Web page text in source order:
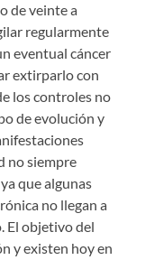
de veinte a
regularmente
eventual cáncer
extirparlo con
los controles no
de evolución y
no siempre
que algunas
no llegan a
El objetivo del
y existen hoy en